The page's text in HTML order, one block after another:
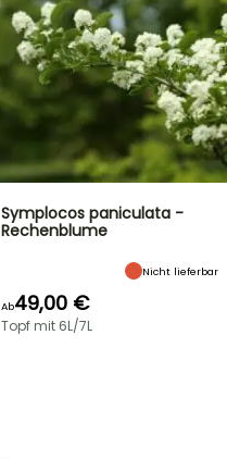
Symplocos paniculata -
Rechenblume
Nicht lieferbar
Ab49,00 €
Topf mit 6L/7L